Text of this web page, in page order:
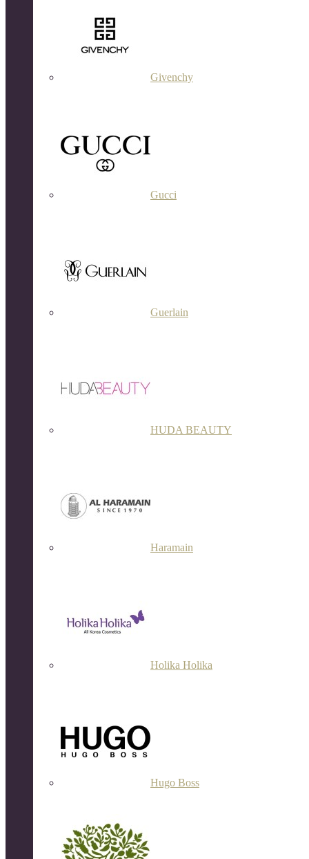
Givenchy
Gucci
Guerlain
HUDA BEAUTY
Haramain
Holika Holika
Hugo Boss